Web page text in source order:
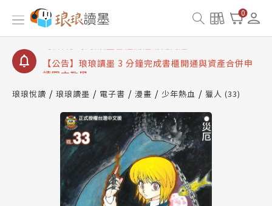
0
【公告】琅琅讀墨數位閱讀資產合併與書櫃開通申請
【公告】琅琅讀墨書櫃開通常見問題
請圖文教學
查詢
【公告】琅琅讀墨數位閱讀資產合併與書櫃開通申請
琅琅悅讀 琅琅讀墨 電子書 漫畫 少年熱血 獵人 (33)